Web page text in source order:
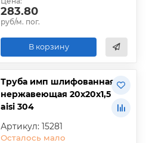
283.80
руб/м. пог.
В корзину
Труба имп шлифованная
нержавеющая 20х20х1,5
aisi 304
Артикул: 15281
Осталось мало